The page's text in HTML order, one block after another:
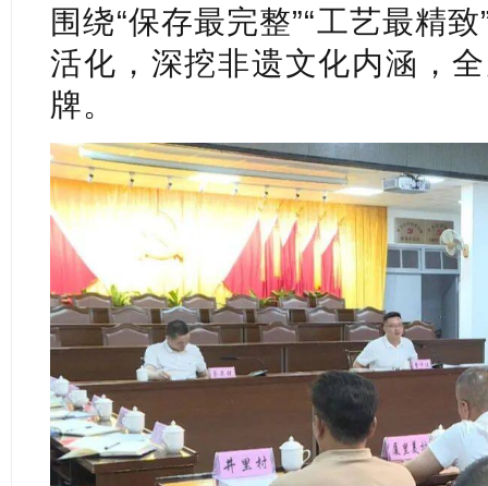
围绕“保存最完整”“工艺最精
活化，深挖非遗文化内涵，
牌。